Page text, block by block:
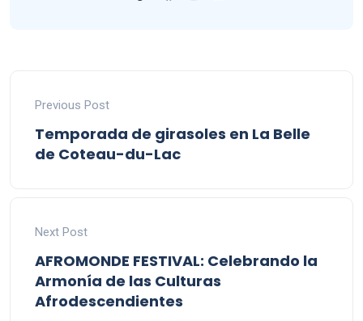
Previous Post
Temporada de girasoles en La Belle
de Coteau-du-Lac
Next Post
AFROMONDE FESTIVAL: Celebrando la
Armonía de las Culturas
Afrodescendientes